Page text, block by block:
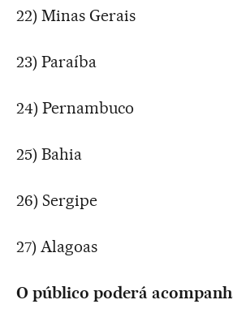
22) Minas Gerais
23) Paraíba
24) Pernambuco
25) Bahia
26) Sergipe
27) Alagoas
O público poderá